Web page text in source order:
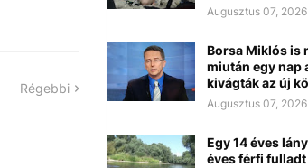
Régebbi
Augusztus 07, 2026
Borsa Miklós is
miután egy nap
kivágták az új
Augusztus 07, 2026
Egy 14 éves
éves férfi fulladt